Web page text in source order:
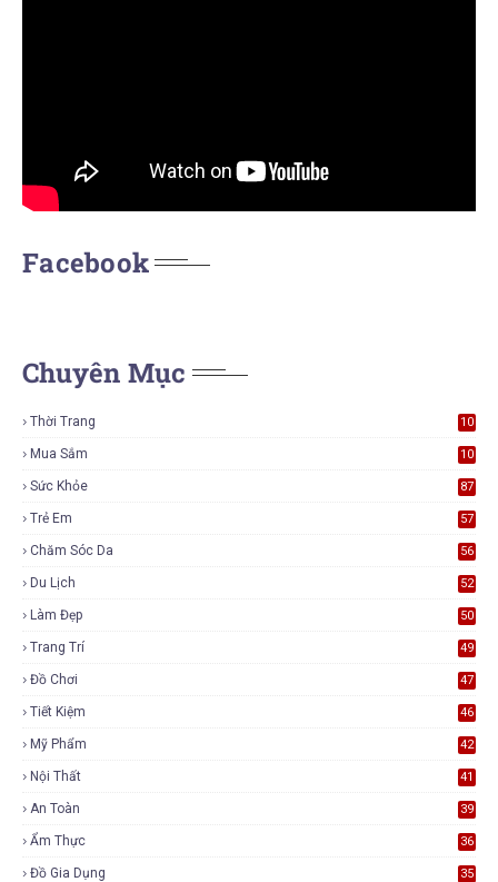
Facebook
Chuyên Mục
Thời Trang
10
Mua Sắm
10
Sức Khỏe 87
Trẻ Em 57
Chăm Sóc Da 56
Du Lịch 52
Làm Đẹp 50
Trang Trí 49
Đồ Chơi 47
Tiết Kiệm 46
Mỹ Phẩm 42
Nội Thất 41
An Toàn 39
Ẩm Thực 36
Đồ Gia Dụng 35